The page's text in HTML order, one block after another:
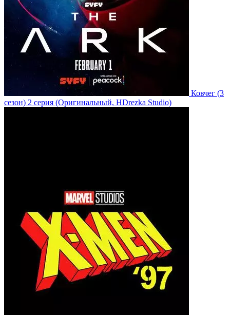
Ковчег (3
сезон) 2 серия (Оригинальный, HDrezka Studio)